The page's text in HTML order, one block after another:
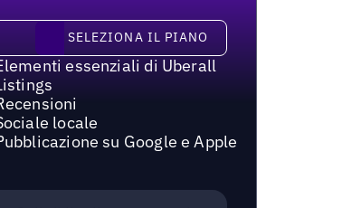
il piano
SELEZIONA IL PIANO
essenziali di Uberall
locale
su Google e Apple